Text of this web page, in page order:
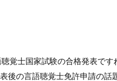
覚士国家試験の合格発表で
後の言語聴覚士免許申請の話